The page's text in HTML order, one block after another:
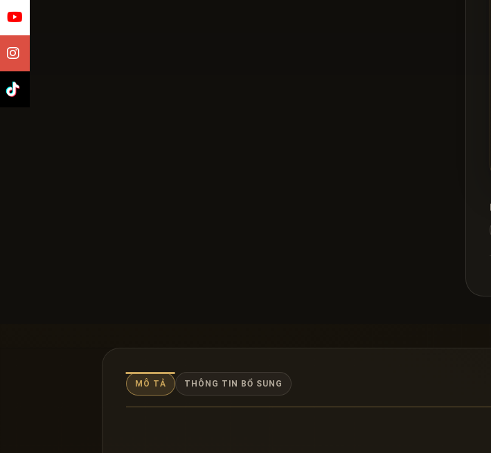
MÔ TẢ THÔNG TIN BỔ SUNG